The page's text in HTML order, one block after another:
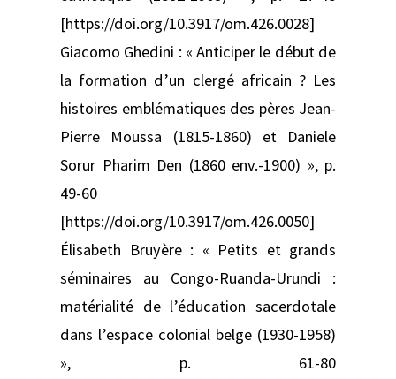
[https://doi.org/10.3917/om.426.0028]
Giacomo Ghedini : « Anticiper le début de
la formation d’un clergé africain ? Les
histoires emblématiques des pères Jean-
Pierre Moussa (1815-1860) et Daniele
Sorur Pharim Den (1860 env.-1900) », p.
49-60
[https://doi.org/10.3917/om.426.0050]
Élisabeth Bruyère : « Petits et grands
séminaires au Congo-Ruanda-Urundi :
matérialité de l’éducation sacerdotale
dans l’espace colonial belge (1930-1958)
», p. 61-80